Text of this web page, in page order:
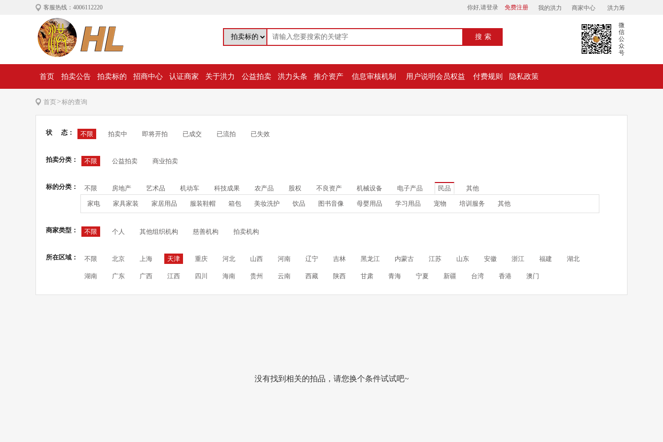
客服热线：4006112220 你好,请登录 免费注册 我的洪力 商家中心 洪力筹
搜索
微
信
公
众
号
首页 拍卖公告 拍卖标的 招商中心 认证商家 关于洪力 公益拍卖 洪力头条 推介资产 信息审核机制 用户说明会员权益 付费规则 隐私政策
首页>标的查询
状 态： 不限 拍卖中 即将开拍 已成交 已流拍 已失效
拍卖分类： 不限 公益拍卖 商业拍卖
标的分类： 不限 房地产 艺术品 机动车 科技成果 农产品 股权 不良资产 机械设备 电子产品 民品 其他
家电 家具家装 家居用品 服装鞋帽 箱包 美妆洗护 饮品 图书音像 母婴用品 学习用品 宠物 培训服务 其他
商家类型： 不限 个人 其他组织机构 慈善机构 拍卖机构
所在区域： 不限 北京 上海 天津 重庆 河北 山西 河南 辽宁 吉林 黑龙江 内蒙古 江苏 山东 安徽 浙江 福建 湖北
湖南 广东 广西 江西 四川 海南 贵州 云南 西藏 陕西 甘肃 青海 宁夏 新疆 台湾 香港 澳门
没有找到相关的拍品，请您换个条件试试吧~